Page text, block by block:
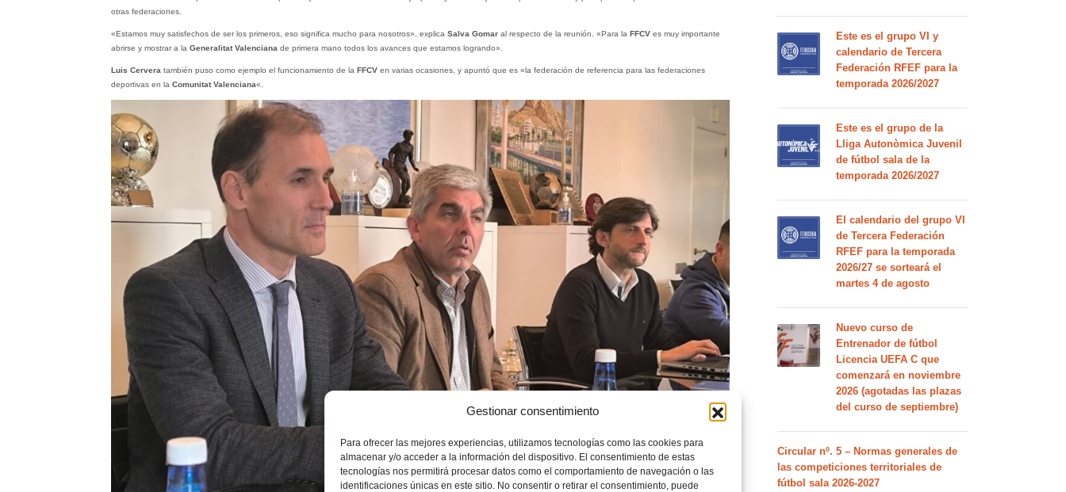
Gestionar consentimiento
Para ofrecer las mejores experiencias, utilizamos tecnologías como las cookies para
almacenar y/o acceder a la información del dispositivo. El consentimiento de estas
tecnologías nos permitirá procesar datos como el comportamiento de navegación o las
identificaciones únicas en este sitio. No consentir o retirar el consentimiento, puede
otras federaciones.
«Estamos muy satisfechos de ser los primeros, eso significa mucho para nosotros», explica Salva Gomar al respecto de la reunión. «Para la FFCVes muy importante
abrirse y mostrar a la Generalitat Valencianade primera mano todos los avances que estamos logrando».
Luis Cervera también puso como ejemplo el funcionamiento de la FFCVen varias ocasiones, y apuntó que es «la federación de referencia para las federaciones
deportivas en la Comunitat Valenciana«.
Este es el grupo VI y
calendario de Tercera
Federación RFEF para la
temporada 2026/2027
Este es el grupo de la
Lliga Autonòmica Juvenil
de fútbol sala de la
temporada 2026/2027
El calendario del grupo VI
de Tercera Federación
RFEF para la temporada
2026/27 se sorteará el
martes 4 de agosto
Nuevo curso de
Entrenador de fútbol
Licencia UEFA C que
comenzará en noviembre
2026 (agotadas las plazas
del curso de septiembre)
Circular nº. 5 – Normas generales de
las competiciones territoriales de
fútbol sala 2026-2027